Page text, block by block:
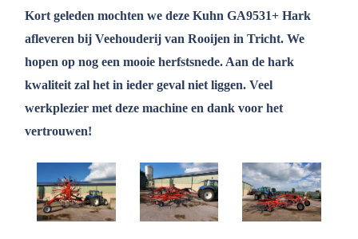
Kort geleden mochten we deze Kuhn GA9531+ Hark
afleveren bij Veehouderij van Rooijen in Tricht. We
hopen op nog een mooie herfstsnede. Aan de hark
kwaliteit zal het in ieder geval niet liggen. Veel
werkplezier met deze machine en dank voor het
vertrouwen!